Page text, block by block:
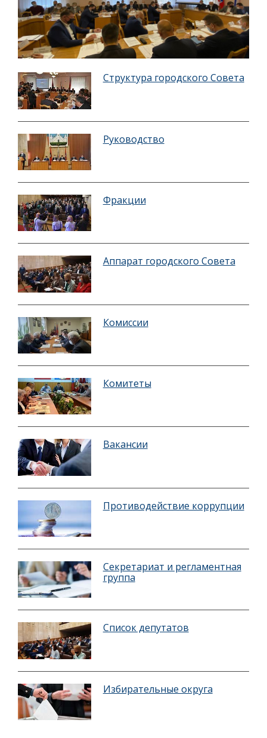
Структура городского Совета
Руководство
Фракции
Аппарат городского Совета
Комиссии
Комитеты
Вакансии
Противодействие коррупции
Секретариат и регламентная
группа
Список депутатов
Избирательные округа